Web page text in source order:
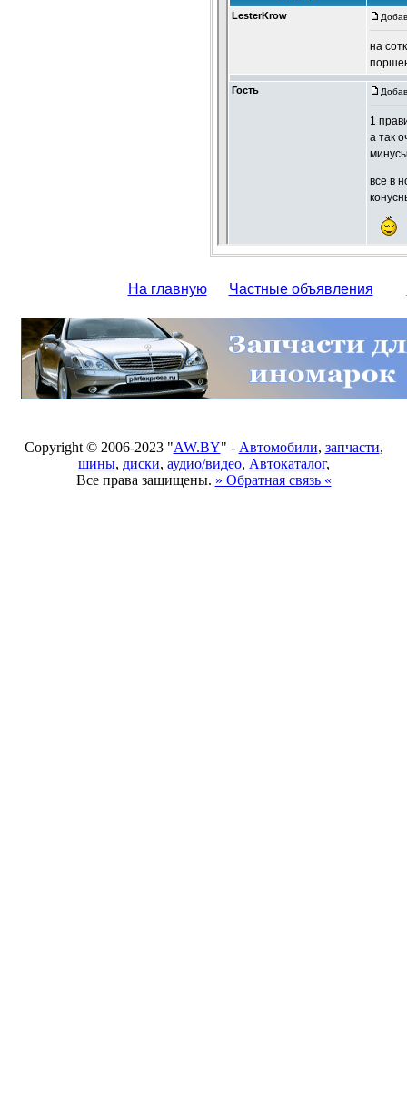
На главную Частные объявления
Copyright © 2006-2023 "AW.BY" - Автомобили, запчасти,
шины, диски, аудио/видео, Автокаталог,
Все права защищены. » Обратная связь «